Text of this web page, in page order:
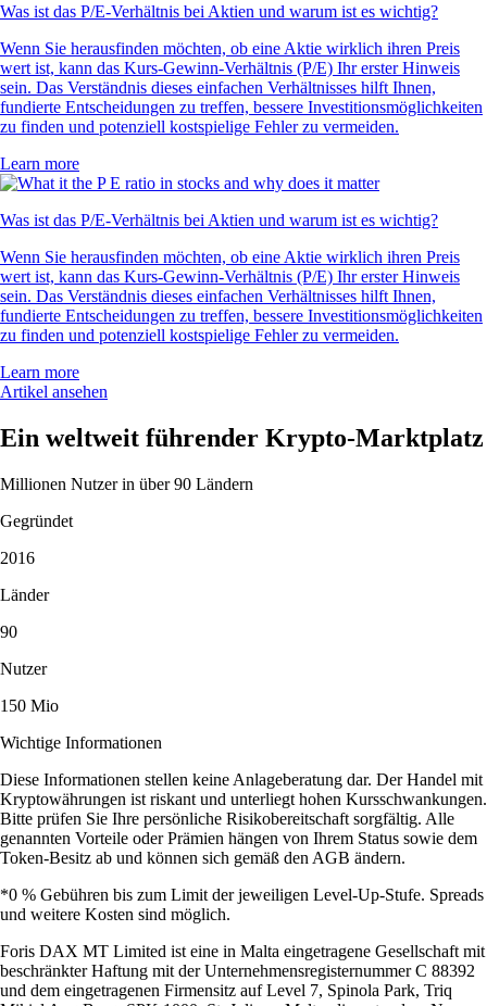
Was ist das P/E-Verhältnis bei Aktien und warum ist es wichtig?
Wenn Sie herausfinden möchten, ob eine Aktie wirklich ihren Preis
wert ist, kann das Kurs-Gewinn-Verhältnis (P/E) Ihr erster Hinweis
sein. Das Verständnis dieses einfachen Verhältnisses hilft Ihnen,
fundierte Entscheidungen zu treffen, bessere Investitionsmöglichkeiten
zu finden und potenziell kostspielige Fehler zu vermeiden.
Learn more
Was ist das P/E-Verhältnis bei Aktien und warum ist es wichtig?
Wenn Sie herausfinden möchten, ob eine Aktie wirklich ihren Preis
wert ist, kann das Kurs-Gewinn-Verhältnis (P/E) Ihr erster Hinweis
sein. Das Verständnis dieses einfachen Verhältnisses hilft Ihnen,
fundierte Entscheidungen zu treffen, bessere Investitionsmöglichkeiten
zu finden und potenziell kostspielige Fehler zu vermeiden.
Learn more
Artikel ansehen
Ein weltweit führender Krypto-Marktplatz
Millionen Nutzer in über 90 Ländern
Gegründet
2016
Länder
90
Nutzer
150 Mio
Wichtige Informationen
Diese Informationen stellen keine Anlageberatung dar. Der Handel mit
Kryptowährungen ist riskant und unterliegt hohen Kursschwankungen.
Bitte prüfen Sie Ihre persönliche Risikobereitschaft sorgfältig. Alle
genannten Vorteile oder Prämien hängen von Ihrem Status sowie dem
Token-Besitz ab und können sich gemäß den AGB ändern.
*0 % Gebühren bis zum Limit der jeweiligen Level-Up-Stufe. Spreads
und weitere Kosten sind möglich.
Foris DAX MT Limited ist eine in Malta eingetragene Gesellschaft mit
beschränkter Haftung mit der Unternehmensregisternummer C 88392
und dem eingetragenen Firmensitz auf Level 7, Spinola Park, Triq